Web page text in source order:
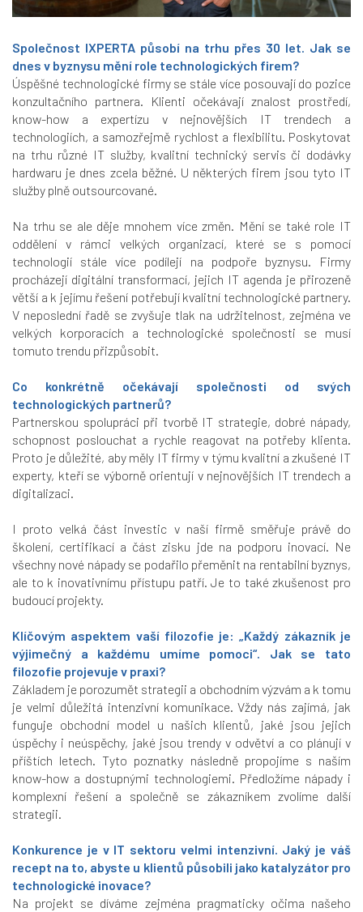
Společnost IXPERTA působí na trhu přes 30 let. Jak se
dnes v byznysu mění role technologických firem?
Úspěšné technologické firmy se stále více posouvají do pozice
konzultačního partnera. Klienti očekávají znalost prostředí,
know-how a expertízu v nejnovějších IT trendech a
technologiích, a samozřejmě rychlost a flexibilitu. Poskytovat
na trhu různé IT služby, kvalitní technický servis či dodávky
hardwaru je dnes zcela běžné. U některých firem jsou tyto IT
služby plně outsourcované.
Na trhu se ale děje mnohem více změn. Mění se také role IT
oddělení v rámci velkých organizací, které se s pomocí
technologií stále více podílejí na podpoře byznysu. Firmy
procházejí digitální transformací, jejich IT agenda je přirozeně
větší a k jejímu řešení potřebují kvalitní technologické partnery.
V neposlední řadě se zvyšuje tlak na udržitelnost, zejména ve
velkých korporacích a technologické společnosti se musí
tomuto trendu přizpůsobit.
Co konkrétně očekávají společnosti od svých
technologických partnerů?
Partnerskou spolupráci při tvorbě IT strategie, dobré nápady,
schopnost poslouchat a rychle reagovat na potřeby klienta.
Proto je důležité, aby měly IT firmy v týmu kvalitní a zkušené IT
experty, kteří se výborně orientují v nejnovějších IT trendech a
digitalizaci.
I proto velká část investic v naší firmě směřuje právě do
školení, certifikací a část zisku jde na podporu inovací. Ne
všechny nové nápady se podařilo přeměnit na rentabilní byznys,
ale to k inovativnímu přístupu patří. Je to také zkušenost pro
budoucí projekty.
Klíčovým aspektem vaší filozofie je: „Každý zákazník je
výjimečný a každému umíme pomoci“. Jak se tato
filozofie projevuje v praxi?
Základem je porozumět strategii a obchodním výzvám a k tomu
je velmi důležitá intenzivní komunikace. Vždy nás zajímá, jak
funguje obchodní model u našich klientů, jaké jsou jejich
úspěchy i neúspěchy, jaké jsou trendy v odvětví a co plánují v
příštích letech. Tyto poznatky následně propojíme s naším
know-how a dostupnými technologiemi. Předložíme nápady i
komplexní řešení a společně se zákazníkem zvolíme další
strategii.
Konkurence je v IT sektoru velmi intenzivní. Jaký je váš
recept na to, abyste u klientů působili jako katalyzátor pro
technologické inovace?
Na projekt se díváme zejména pragmaticky očima našeho